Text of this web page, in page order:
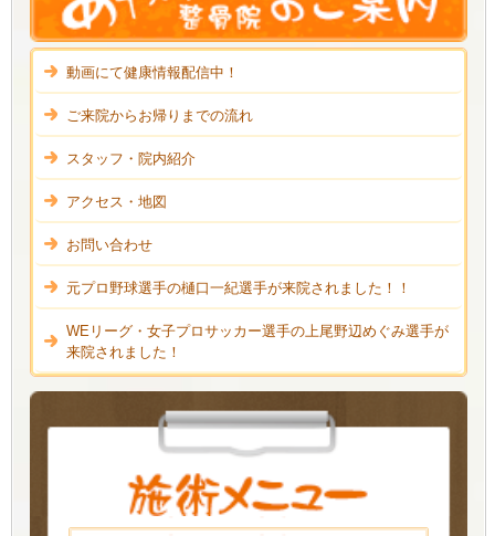
動画にて健康情報配信中！
ご来院からお帰りまでの流れ
スタッフ・院内紹介
アクセス・地図
お問い合わせ
元プロ野球選手の樋口一紀選手が来院されました！！
WEリーグ・女子プロサッカー選手の上尾野辺めぐみ選手が
来院されました！